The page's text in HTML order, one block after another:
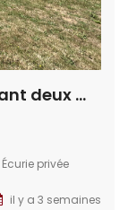
Propriété de 3,75 ha comprenant deux maisons
Écurie privée
il y a 3 semaines